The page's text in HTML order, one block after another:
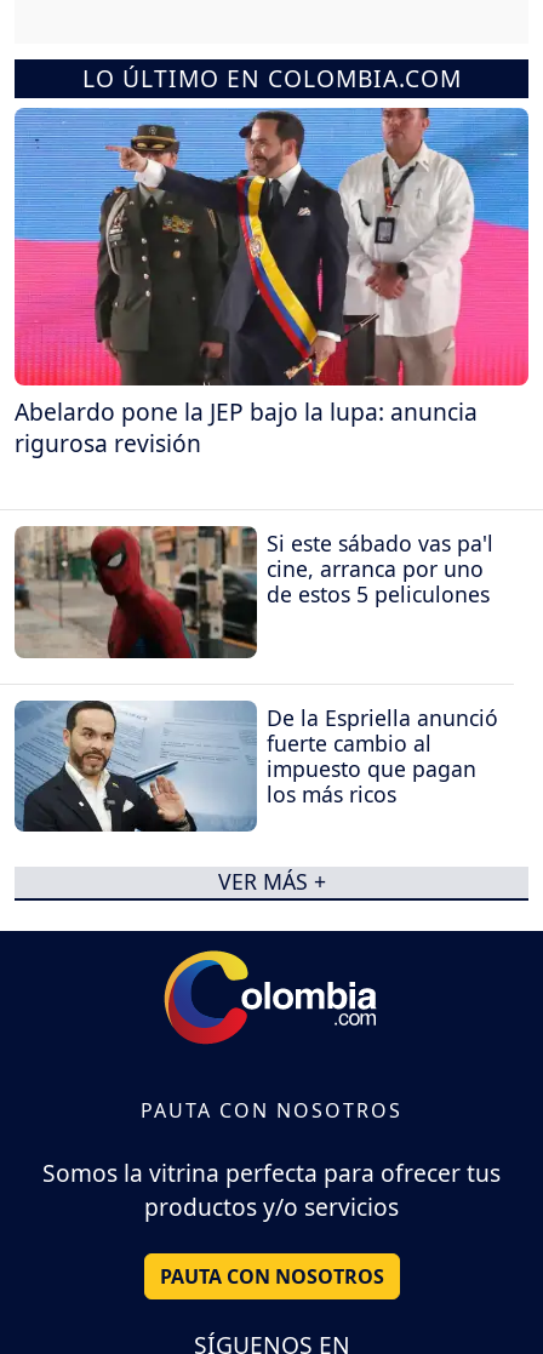
LO ÚLTIMO EN COLOMBIA.COM
Abelardo pone la JEP bajo la lupa: anuncia
rigurosa revisión
Si este sábado vas pa'l
cine, arranca por uno
de estos 5 peliculones
De la Espriella anunció
fuerte cambio al
impuesto que pagan
los más ricos
VER MÁS +
PAUTA CON NOSOTROS
Somos la vitrina perfecta para ofrecer tus
productos y/o servicios
PAUTA CON NOSOTROS
SÍGUENOS EN